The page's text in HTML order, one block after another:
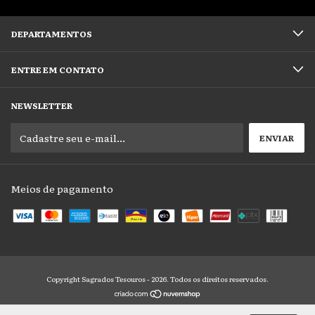
DEPARTAMENTOS
ENTRE EM CONTATO
NEWSLETTER
Meios de pagamento
Copyright Sagrados Tesouros - 2026. Todos os direitos reservados.